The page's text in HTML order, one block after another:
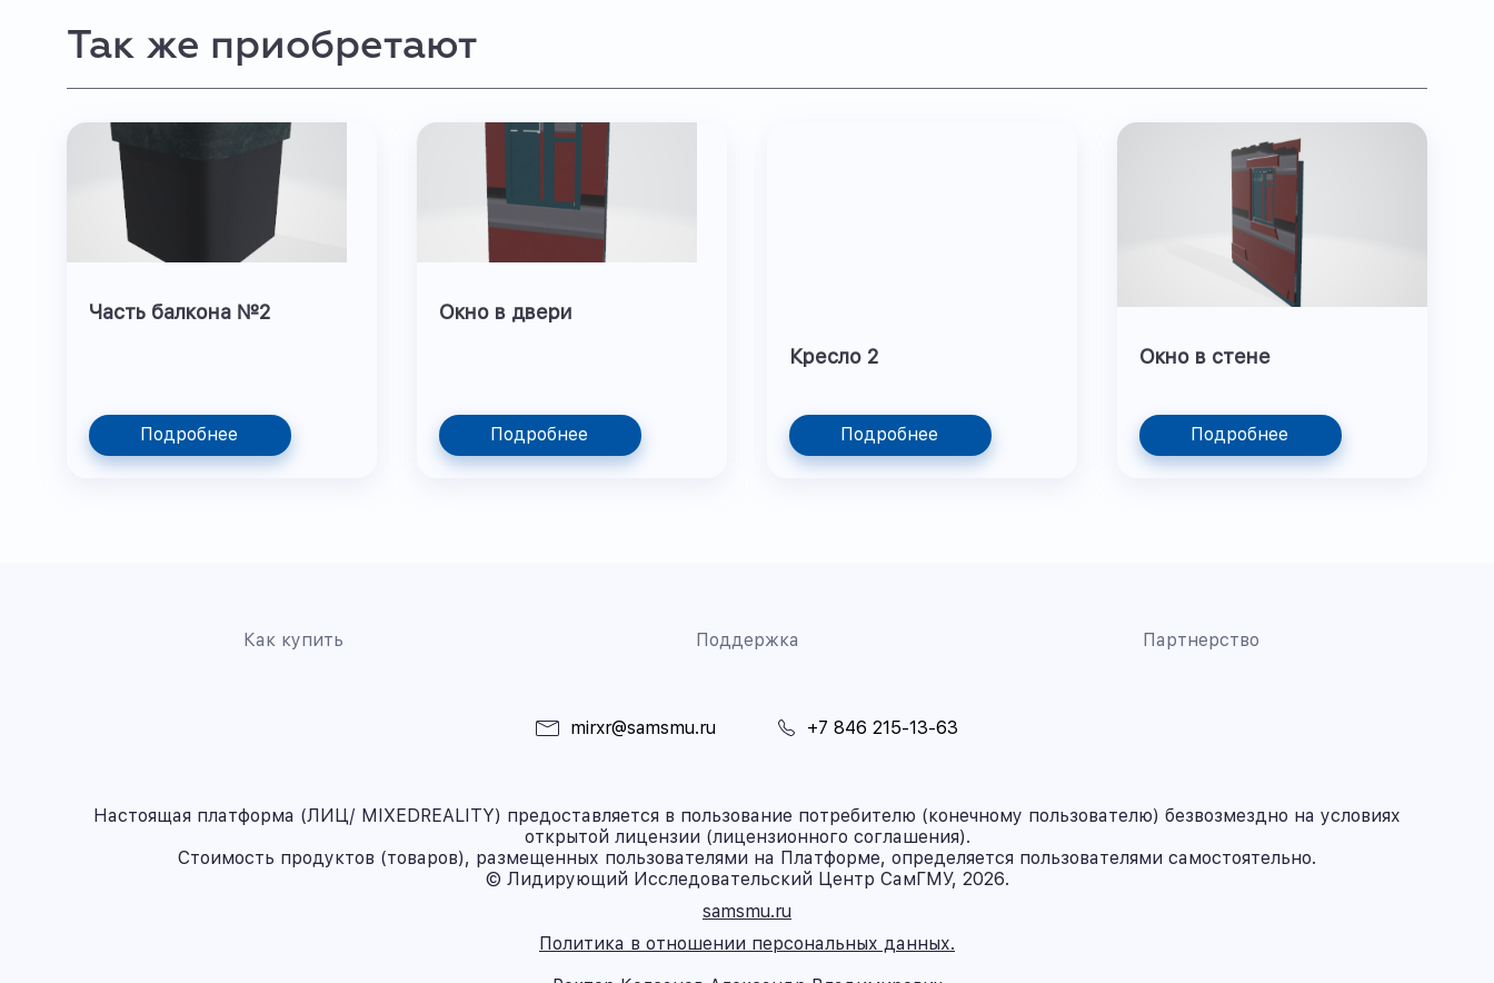
Так же приобретают
Часть балкона №2
Подробнее
Окно в двери
Подробнее
Кресло 2
Подробнее
Окно в стене
Подробнее
Как купить Поддержка Партнерство
mirxr@samsmu.ru +7 846 215-13-63
Настоящая платформа (ЛИЦ/ MIXEDREALITY) предоставляется в пользование потребителю (конечному пользователю) безвозмездно на условиях
открытой лицензии (лицензионного соглашения).
Стоимость продуктов (товаров), размещенных пользователями на Платформе, определяется пользователями самостоятельно.
© Лидирующий Исследовательский Центр СамГМУ, 2026.
samsmu.ru
Политика в отношении персональных данных.